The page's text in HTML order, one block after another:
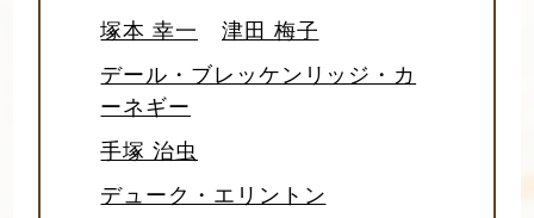
塚本 幸一
津田 梅子
デール・ブレッケンリッジ・カ
ーネギー
手塚 治虫
デューク・エリントン